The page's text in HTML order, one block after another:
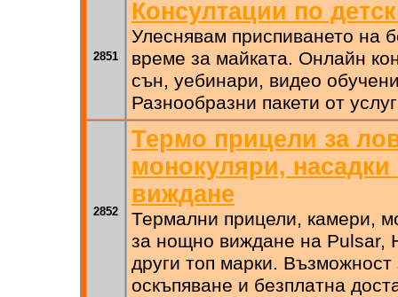
2851
Консултации по
Улеснявам приспиването на
време за майката. Онлайн
сън, уебинари, видео
Разнообразни пакети от
2852
Термо прицели за
монокуляри,
виждане
Термални прицели, камери,
за нощно виждане на Pulsar,
други топ марки.
оскъпяване и безплатна